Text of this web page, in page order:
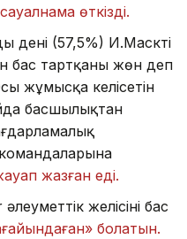
сауалнама өткізді.
дені (57,5%) И.Масктің
бас тартқаны жөн деп
жұмысқа келісетін
басшылықтан
жазған еді.
желісінің бас
болатын.